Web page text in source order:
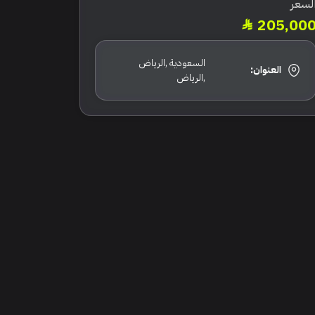
العنوان:
السعودية ,الرياض
,الرياض